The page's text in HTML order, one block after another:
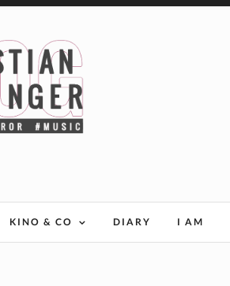
KINO & CO DIARY I AM